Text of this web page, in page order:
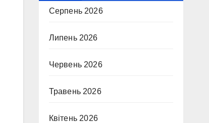
Серпень 2026
Липень 2026
Червень 2026
Травень 2026
Квітень 2026